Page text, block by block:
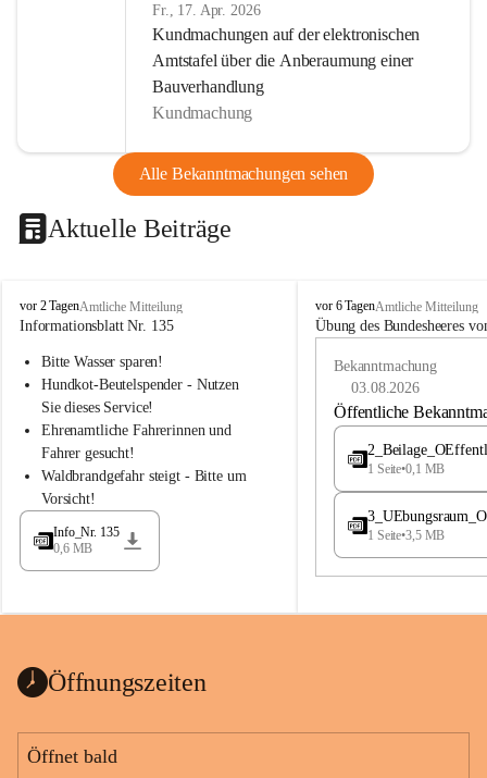
Fr., 17. Apr. 2026
Kundmachungen auf der elektronischen
Amtstafel über die Anberaumung einer
Bauverhandlung
Kundmachung
Alle Bekanntmachungen sehen
Aktuelle Beiträge
B
u
h
a
d
l
a
vor 2 TagenAmtliche Mitteilung
Informationsblatt Nr. 135
Bitte Wasser sparen!
Hundkot-Beutelspender - Nutzen
Sie dieses Service!
Ehrenamtliche Fahrerinnen und
Fahrer gesucht!
Waldbrandgefahr steigt - Bitte um
Vorsicht!
Info_Nr. 135
0,6 MB
B
u
e
a
vor 6 TagenAmtliche Mitteilung
Übung des Bundesheeres
Bekanntmachung
03.08.2026
Öffentliche
1 Seite•0,1 MB
1 Seite•3,5 MB
Öffnungszeiten
Öffnet bald